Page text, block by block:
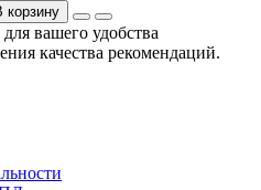
корзину
вашего удобства
качества рекомендаций.